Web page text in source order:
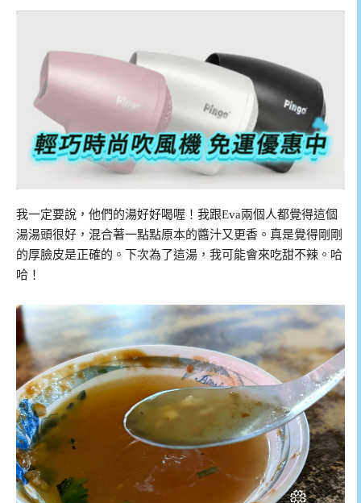
我一定要說，他們的湯好好喝喔！我跟Eva兩個人都覺得這個
湯湯頭很好，混合著一點點原本的醬汁又更香。真是覺得剛剛
的厚臉皮是正確的。下次為了這湯，我可能會來吃甜不辣。哈
哈！